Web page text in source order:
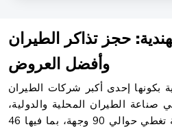
حجز تذاكر الطيران
وأفضل العروض
بكونها إحدى أكبر شركات الطيران
صناعة الطيران المحلية والدولية،
حيث هي تمتلك شبكة واسعة تغطي حوالي 90 وجهة، بما فيها 46